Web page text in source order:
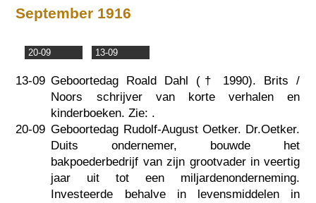
September 1916
20-09 13-09
13-09 Geboortedag Roald Dahl († 1990). Brits /
Noors schrijver van korte verhalen en
kinderboeken. Zie: .
20-09 Geboortedag Rudolf-August Oetker. Dr.Oetker.
Duits ondernemer, bouwde het
bakpoederbedrijf van zijn grootvader in veertig
jaar uit tot een miljardenonderneming.
Investeerde behalve in levensmiddelen in